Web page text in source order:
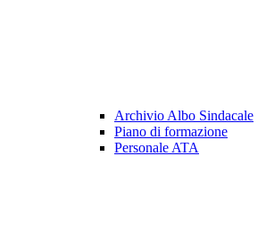
Archivio Albo Sindacale
Piano di formazione
Personale ATA